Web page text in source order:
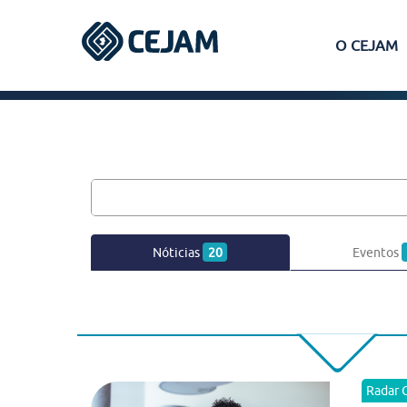
O CEJAM
Ferraz de Vasconcelos
Lins
Peruíbe
Nóticias 20 Eventos
Radar